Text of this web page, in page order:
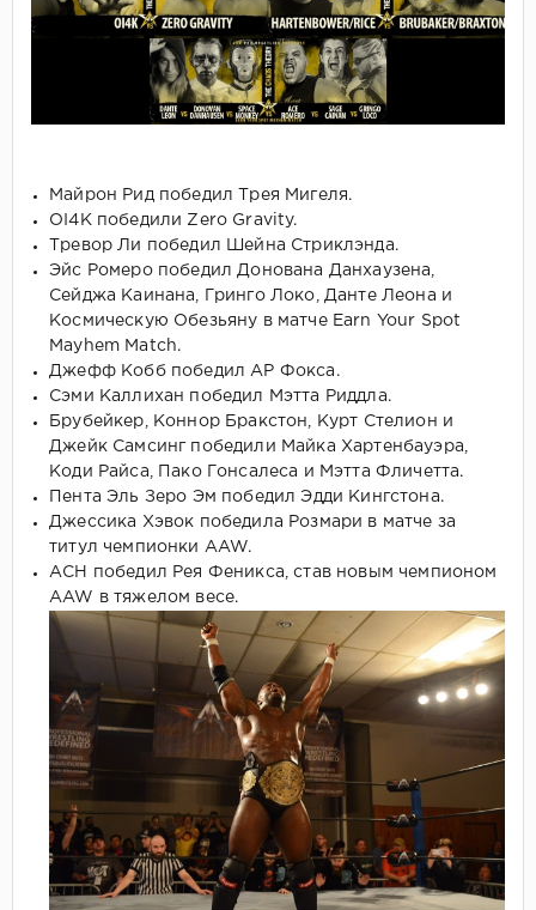
Майрон Рид победил Трея Мигеля.
OI4K победили Zero Gravity.
Тревор Ли победил Шейна Стриклэнда.
Эйс Ромеро победил Донована Данхаузена,
Сейджа Каинана, Гринго Локо, Данте Леона и
Космическую Обезьяну в матче Earn Your Spot
Mayhem Match.
Джефф Кобб победил АР Фокса.
Сэми Каллихан победил Мэтта Риддла.
Брубейкер, Коннор Бракстон, Курт Стелион и
Джейк Самсинг победили Майка Хартенбауэра,
Коди Райса, Пако Гонсалеса и Мэтта Фличетта.
Пента Эль Зеро Эм победил Эдди Кингстона.
Джессика Хэвок победила Розмари в матче за
титул чемпионки AAW.
АСН победил Рея Феникса, став новым чемпионом
AAW в тяжелом весе.